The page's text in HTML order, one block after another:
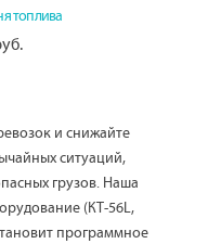
топлива
и снижайте
ситуаций,
грузов. Наша
(КТ-56L,
программное